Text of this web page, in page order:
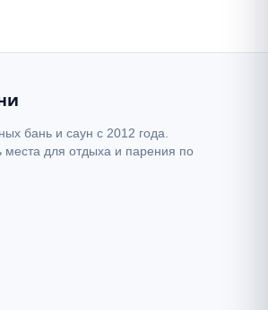
бань и саун с 2012 года.
места для отдыха и парения по